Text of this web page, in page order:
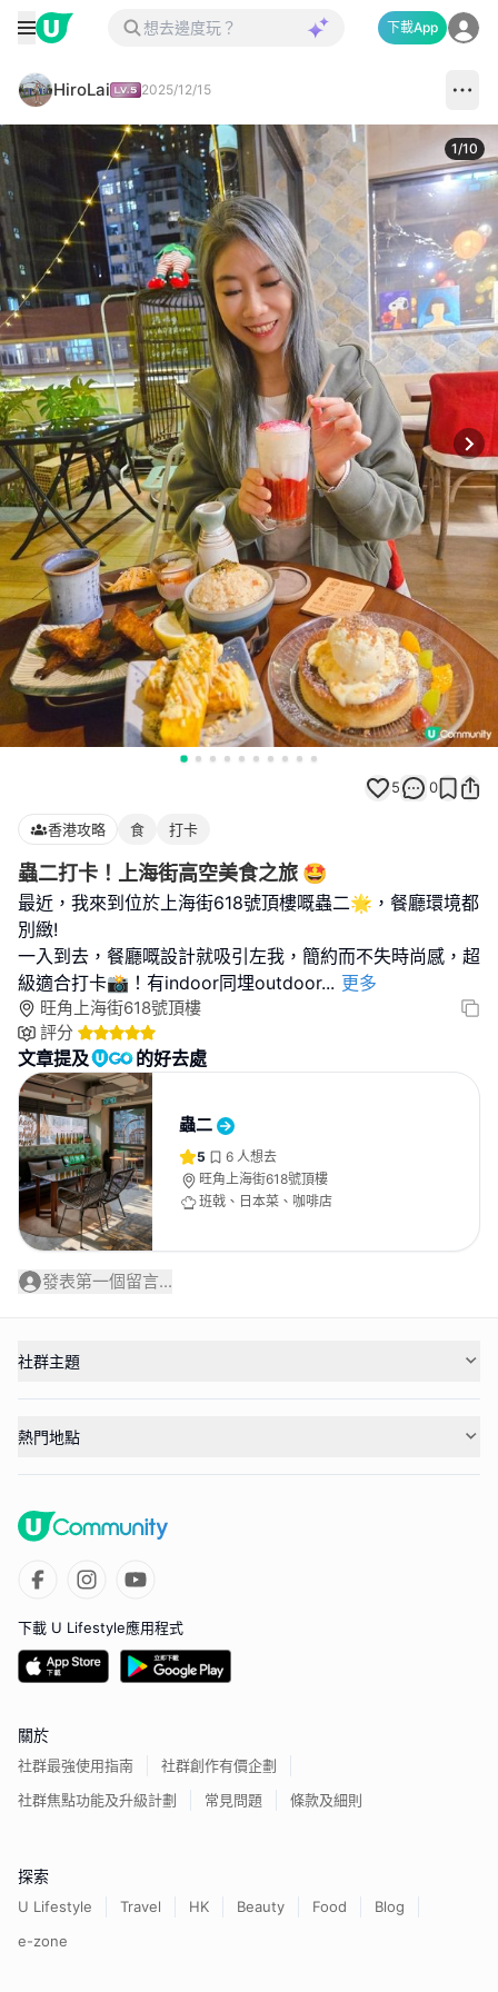
下載App
HiroLai 2025/12/15
1/10
5 0
香港攻略 食 打卡
蟲二打卡！上海街高空美食之旅 🤩
最近，我來到位於上海街618號頂樓嘅蟲二🌟，餐廳環境都
別緻!
一入到去，餐廳嘅設計就吸引左我，簡約而不失時尚感，超
級適合打卡📸！有indoor同埋outdoor... 更多
旺角上海街618號頂樓
評分
文章提及 的好去處
蟲二
5 6 人想去
旺角上海街618號頂樓
班戟、日本菜、咖啡店
發表第一個留言...
社群主題
熱門地點
下載 U Lifestyle應用程式
關於
社群最強使用指南
社群創作有價企劃
社群焦點功能及升級計劃
常見問題 條款及細則
探索
U Lifestyle Travel HK Beauty Food
Blog
e-zone